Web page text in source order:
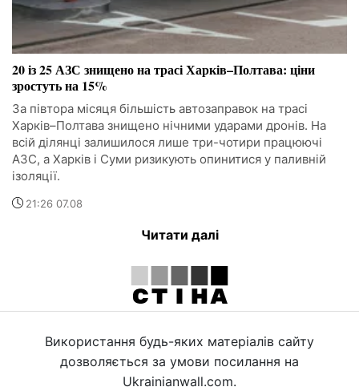
20 із 25 АЗС знищено на трасі Харків–Полтава: ціни
зростуть на 15%
За півтора місяця більшість автозаправок на трасі
Харків–Полтава знищено нічними ударами дронів. На
всій ділянці залишилося лише три-чотири працюючі
АЗС, а Харків і Суми ризикують опинитися у паливній
ізоляції.
21:26 07.08
Читати далі
Використання будь-яких матеріалів сайту
дозволяється за умови посилання на
Ukrainianwall.com.